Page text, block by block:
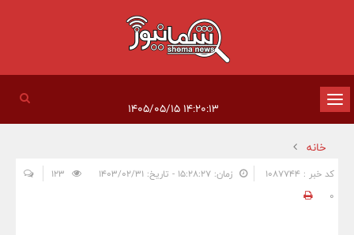
تغییر
وضعیت
ناوبری
خانه
کد خبر : 1087744 زمان: ۱۵:۲۸:۲۷ - تاریخ: ۱۴۰۳/۰۲/۳۱
0